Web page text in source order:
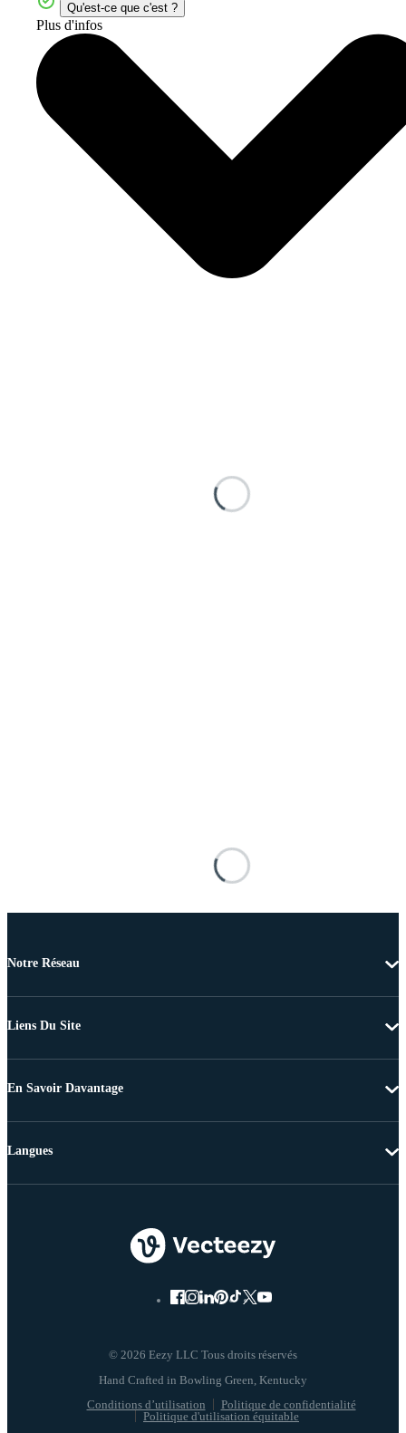
Qu'est-ce que c'est ?
Plus d'infos
Notre Réseau
Liens Du Site
En Savoir Davantage
© 2026 Eezy LLC Tous droits réservés
Conditions d’utilisation
Politique de confidentialité
Politique d'utilisation équitable
Langues